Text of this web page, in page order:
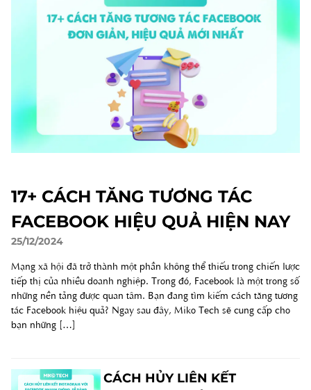
17+ CÁCH TĂNG TƯƠNG TÁC
FACEBOOK HIỆU QUẢ HIỆN NAY
25/12/2024
Mạng xã hội đã trở thành một phần không thể thiếu trong chiến lược
tiếp thị của nhiều doanh nghiệp. Trong đó, Facebook là một trong số
những nền tảng được quan tâm. Bạn đang tìm kiếm cách tăng tương
tác Facebook hiệu quả? Ngay sau đây, Miko Tech sẽ cung cấp cho
bạn những […]
CÁCH HỦY LIÊN KẾT